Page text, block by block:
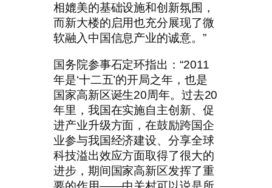
相媲美的基础设施和创新氛围，
而新大楼的启用也充分展现了微
软融入中国信息产业的诚意。”
国务院参事石定环指出：“2011
年是‘十二五’的开局之年，也是
国家高新区诞生20周年。过去20
年里，我国在实施自主创新、促
进产业升级方面，在鼓励跨国企
业参与我国经济建设、分享全球
科技溢出效应方面取得了很大的
进步，期间国家高新区发挥了重